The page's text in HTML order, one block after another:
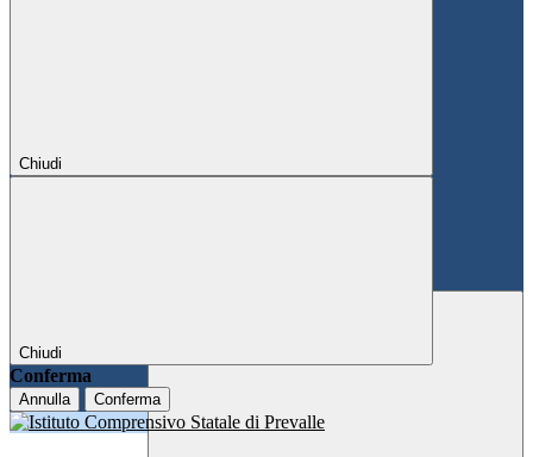
Chiudi
Chiudi
Conferma
Annulla Conferma